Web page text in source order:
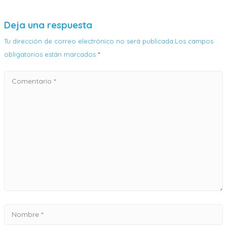
Deja una respuesta
Tu dirección de correo electrónico no será publicada.Los campos
obligatorios están marcados *